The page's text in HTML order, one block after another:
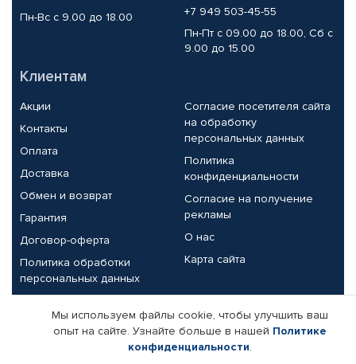
Пн-Вс с 9.00 до 18.00
+7 949 503-45-55
Пн-Пт с 09.00 до 18.00, Сб с
9.00 до 15.00
Клиентам
Акции
Контакты
Оплата
Доставка
Обмен и возврат
Гарантия
Договор-оферта
Политика обработки
персональных данных
Согласие посетителя сайта
на обработку
персональных данных
Политика
конфиденциальности
Согласие на получение
рекламы
О нас
Карта сайта
Партнерам
Корпоративным клиентам
Реквизиты компании
Мы используем файлы cookie, чтобы улучшить ваш
опыт на сайте. Узнайте больше в нашей Политике
конфиденциальности.